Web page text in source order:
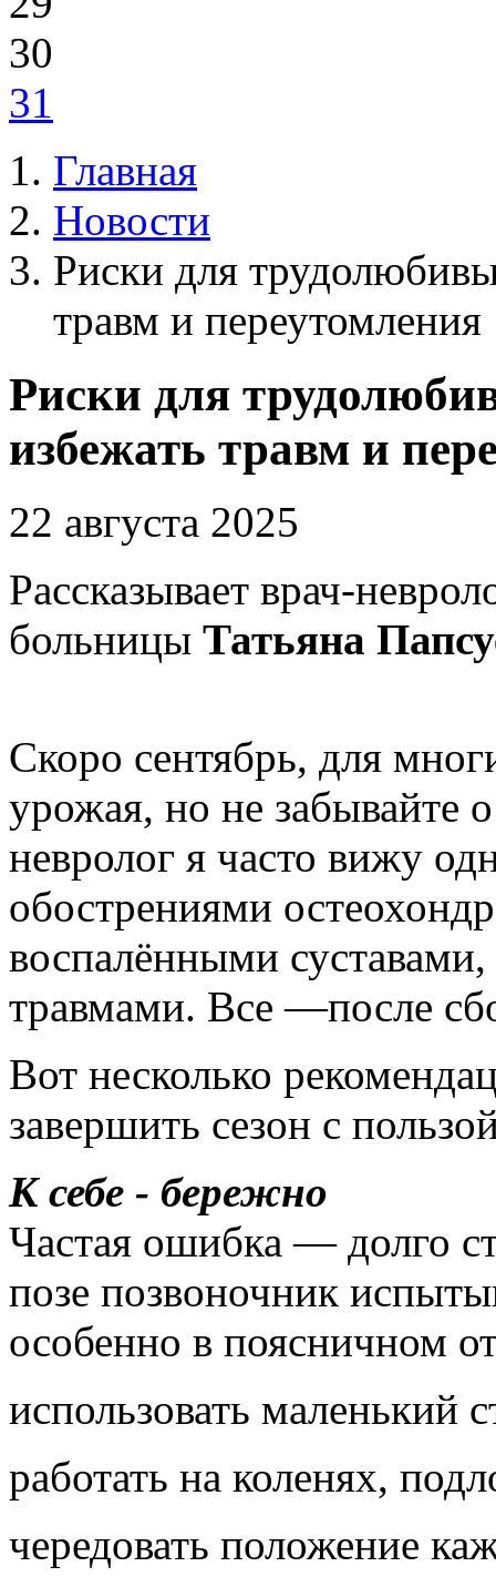
30
31
Главная
Новости
Риски для
травм и переутомления
Риски для
избежать травм и
22 августа 2025
Рассказывает врач-
больницы Татьяна
Скоро сентябрь, для
урожая, но не забывайте
невролог я часто вижу
обострениями
воспалёнными
травмами. Все —после
Вот несколько
завершить сезон с
К себе - бережно
Частая ошибка — долго
позе позвоночник
особенно в поясничном
использовать маленький
работать на коленях,
чередовать положение